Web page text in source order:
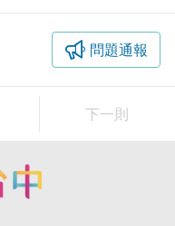
梁鋼橋
裡同時也是台灣鐵路局
的緣故，因此站在月台
問題通報
下一則